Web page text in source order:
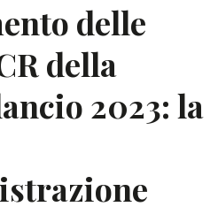
delle
della
2023: la